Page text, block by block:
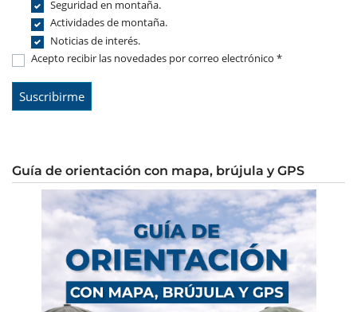
Seguridad en montaña.
Actividades de montaña.
Noticias de interés.
Acepto recibir las novedades por correo electrónico *
Guía de orientación con mapa, brújula y GPS